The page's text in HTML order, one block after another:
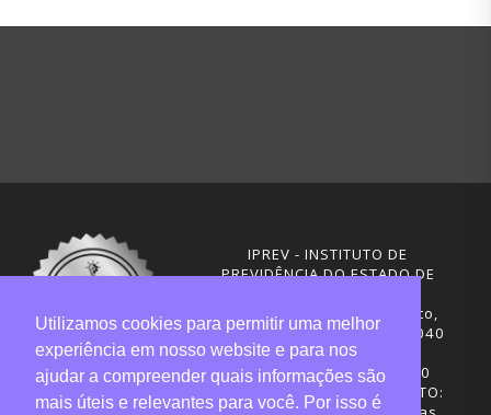
IPREV - INSTITUTO DE
PREVIDÊNCIA DO ESTADO DE
Rua Visconde de Ouro Preto,
291 – Centro - CEP: 88020-040
Florianópolis - SC
Telefones: (48) 3665-4600
HORÁRIO DE FUNCIONAMENTO:
Utilizamos cookies para permitir uma melhor
experiência em nosso website e para nos
ajudar a compreender quais informações são
mais úteis e relevantes para você. Por isso é